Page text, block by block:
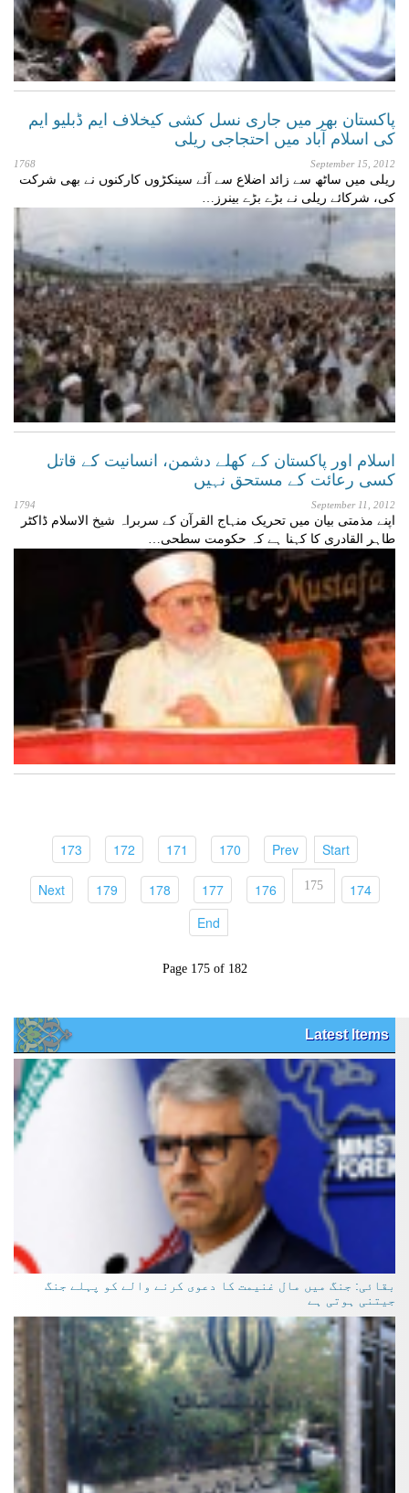
پاکستان بھر میں جاری نسل کشی کیخلاف ایم ڈبلیو ایم
کی اسلام آباد میں احتجاجی ریلی
September 15, 2012
1768
ریلی میں ساٹھ سے زائد اضلاع سے آئے سینکڑوں کارکنوں نے بھی شرکت
کی، شرکائے ریلی نے بڑے بڑے بینرز…
اسلام اور پاکستان کے کھلے دشمن، انسانیت کے قاتل
کسی رعائت کے مستحق نہیں
September 11, 2012
1794
اپنے مذمتی بیان میں تحریک منہاج القرآن کے سربراہ شیخ الاسلام ڈاکٹر
طاہر القادری کا کہنا ہے کہ حکومت سطحی…
Start
(current)
Prev
170
171
172
173
174
175
176
177
178
179
Next
End
Page 175 of 182
Latest Items
بقائی: جنگ میں مال غنیمت کا دعوی کرنے والے کو پہلے جنگ
جیتنی ہوتی ہے